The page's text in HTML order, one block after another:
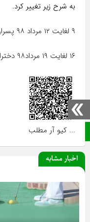
صفحه نخست
به شرح زیر تغییر کرد.
۹ لغایت ۱۲ مرداد ۹۸ پسران به میزبانی هیات گلف تهران
۱۶ لغایت ۱۹ مرداد۹۸ دختران به میزبانی هیات گلف تهران
... کیو آر مطلب
اخبار مشابه